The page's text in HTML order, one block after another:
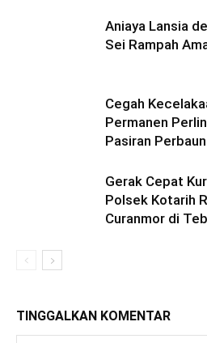
Aniaya Lansia
Sei Rampah
Cegah
Permanen
Pasiran
Gerak Cepat
Polsek Kotarih
Curanmor di
TINGGALKAN KOMENTAR